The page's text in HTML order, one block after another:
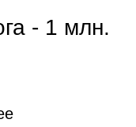
- 1 млн.